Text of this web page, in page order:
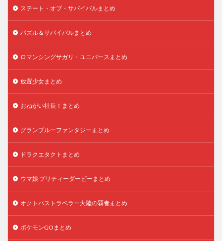
ステート・オブ・サバイバルまとめ
パズル＆サバイバルまとめ
ロマンシングサガリ・ユニバースまとめ
放置少女まとめ
おねがい社長！まとめ
グランブルーファンタジーまとめ
ドラクエタクトまとめ
ウマ娘 プリティーダービーまとめ
オクトパストラベラー大陸の覇者まとめ
ポケモンGOまとめ